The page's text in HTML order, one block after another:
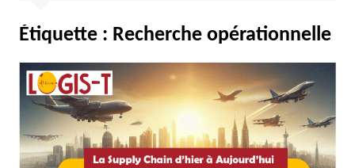
Étiquette : Recherche opérationnelle